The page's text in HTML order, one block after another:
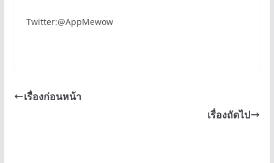
Twitter:@AppMewow
เรื่องก่อนหน้า
เรื่องถัดไป